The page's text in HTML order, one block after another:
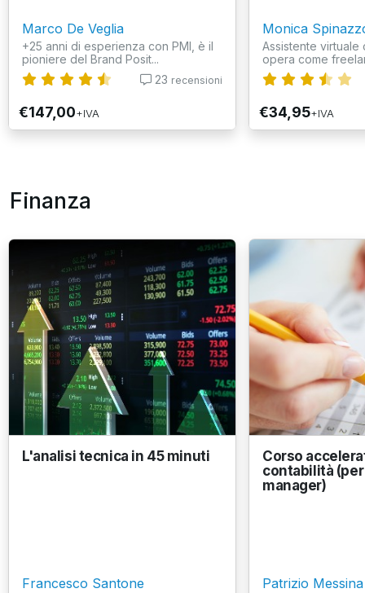
Marco De Veglia
+25 anni di esperienza con PMI, è il
pioniere del Brand Posit...
23 recensioni
€147,00+IVA
Monica
Assistente virtuale
opera come
€34,95+IVA
Finanza
L'analisi tecnica in 45 minuti
Francesco Santone
Corso
contabilità
manager)
Patrizio Messina